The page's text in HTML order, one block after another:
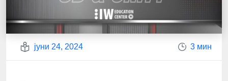
јуни 24, 2024 3 мин